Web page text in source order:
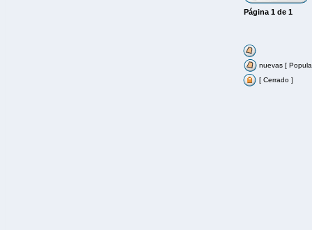
Página 1 de 1
nuevas [
[ Cerrado ]